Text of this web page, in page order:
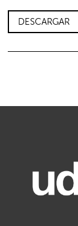
DESCARGAR